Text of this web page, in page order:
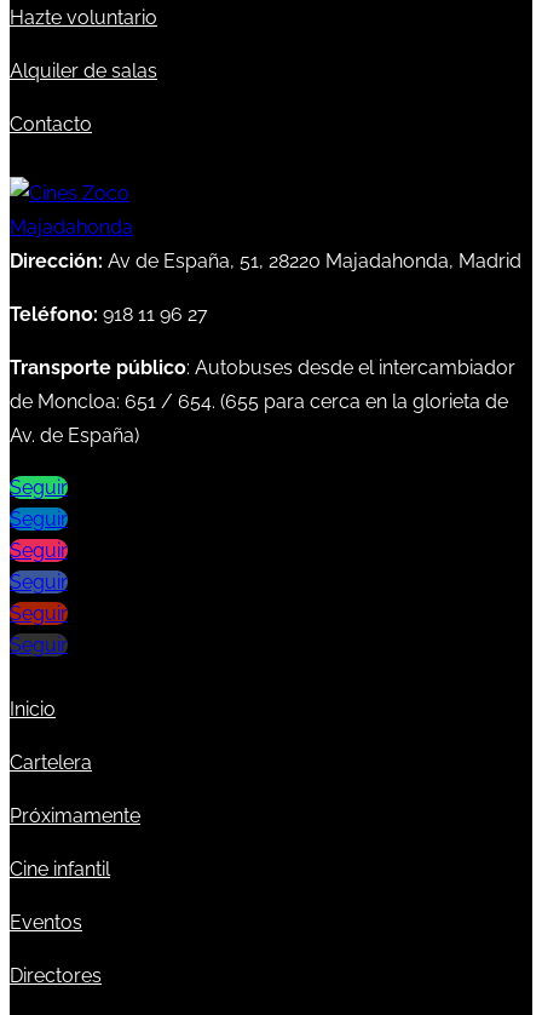
Hazte voluntario
Alquiler de salas
Contacto
Dirección: Av de España, 51, 28220 Majadahonda, Madrid
Teléfono: 918 11 96 27
Transporte público: Autobuses desde el intercambiador
de Moncloa: 651 / 654. (655 para cerca en la glorieta de
Av. de España)
Seguir
Seguir
Seguir
Seguir
Seguir
Seguir
Inicio
Cartelera
Próximamente
Cine infantil
Eventos
Directores